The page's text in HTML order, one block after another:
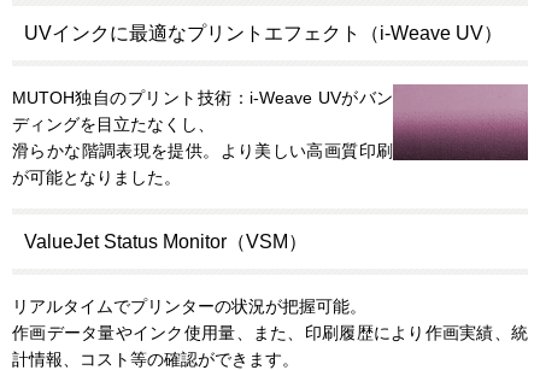
UVインクに最適なプリントエフェクト（i-Weave UV）
MUTOH独自のプリント技術：i-Weave UVがバン
ディングを目立たなくし、
滑らかな階調表現を提供。より美しい高画質印刷
が可能となりました。
ValueJet Status Monitor（VSM）
リアルタイムでプリンターの状況が把握可能。
作画データ量やインク使用量、また、印刷履歴により作画実績、統
計情報、コスト等の確認ができます。